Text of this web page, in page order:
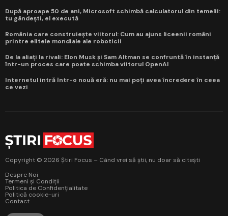
După aproape 50 de ani, Microsoft schimbă calculatorul din temelii:
tu gândești, el execută
România care construiește viitorul: Cum au ajuns liceenii români
printre elitele mondiale ale roboticii
De la aliați la rivali: Elon Musk și Sam Altman se confruntă în instanță
într-un proces care poate schimba viitorul OpenAI
Internetul intră într-o nouă eră: nu mai poți avea încredere în ceea
ce vezi
Copyright © 2026 Știri Focus – Când vrei să știi, nu doar să citești
Despre Noi
Termeni și Condiții
Politica de Confidențialitate
Politică cookie-uri
Contact